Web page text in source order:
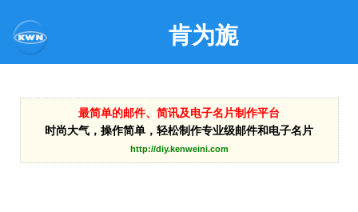
肯为旎
最简单的邮件、简讯及电子名片制作平台
时尚大气，操作简单，轻松制作专业级邮件和电子名片
http://diy.kenweini.com